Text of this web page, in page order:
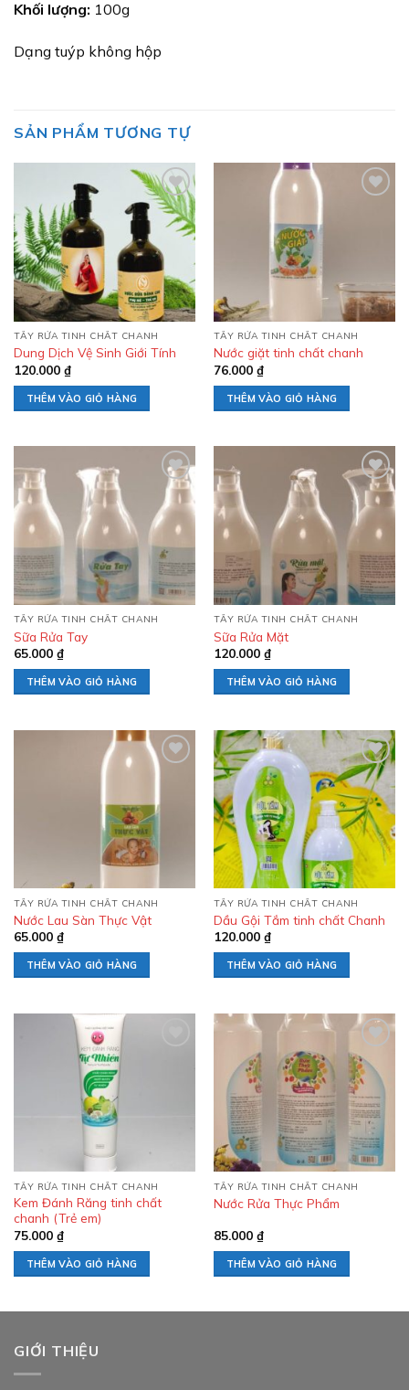
Khối lượng: 100g
Dạng tuýp không hộp
SẢN PHẨM TƯƠNG TỰ
Add to
wishlist
TẨY RỬA TINH CHẤT CHANH
Dung Dịch Vệ Sinh Giới Tính
120.000 ₫
THÊM VÀO GIỎ HÀNG
TẨY RỬA TINH CHẤT CHANH
Nước giặt tinh chất chanh
76.000 ₫
THÊM VÀO GIỎ HÀNG
Add to
wishlist
TẨY RỬA TINH CHẤT CHANH
Sữa Rửa Tay
65.000 ₫
THÊM VÀO GIỎ HÀNG
Add to
wishlist
TẨY RỬA TINH CHẤT CHANH
Sữa Rửa Mặt
120.000 ₫
THÊM VÀO GIỎ HÀNG
TẨY RỬA TINH CHẤT CHANH
Nước Lau Sàn Thực Vật
65.000 ₫
THÊM VÀO GIỎ HÀNG
Add to
wishlist
TẨY RỬA TINH CHẤT CHANH
Dầu Gội Tắm tinh chất Chanh
120.000 ₫
THÊM VÀO GIỎ HÀNG
TẨY RỬA TINH CHẤT CHANH
Kem Đánh Răng tinh chất
chanh (Trẻ em)
75.000 ₫
THÊM VÀO GIỎ HÀNG
Add to
wishlist
TẨY RỬA TINH CHẤT CHANH
Nước Rửa Thực Phẩm
85.000 ₫
THÊM VÀO GIỎ HÀNG
GIỚI THIỆU